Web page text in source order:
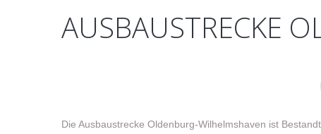
AUSBAUSTRECKE
Die Ausbaustrecke Oldenburg-Wilhelmshaven ist